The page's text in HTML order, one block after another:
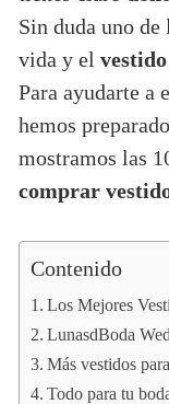
Sin duda uno
vida y el
Para ayudarte a
hemos
mostramos las
comprar
Contenido
Los Mejores
LunasdBoda
Más vestidos
Todo para tu